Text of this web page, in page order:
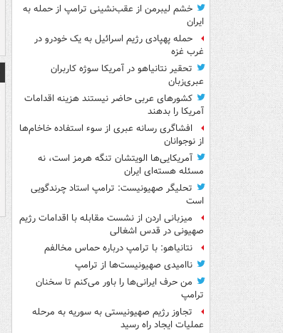
خشم لیبرمن از عقب‌نشینی ترامپ از حمله به
ایران
حمله پهپادی رژیم اسرائیل به یک خودرو در
غرب غزه
تحقیر نتانیاهو در آمریکا سوژه کاربران
عبری‌زبان
کشورهای عربی حاضر نیستند هزینه اقدامات
آمریکا را بدهند
افشاگری رسانه عبری از سوء استفاده خاخام‌ها
از نوجوانان
آمریکایی‌ها الویتشان تنگه هرمز است، نه
مسئله هسته‌ای ایران
تحلیگر صهیونیست: ترامپ استاد چرندگویی
است
میزبانی اردن از نشست مقابله با اقدامات رژیم
صهیونی در قدس اشغالی
نتانیاهو: با ترامپ درباره حماس مخالفم
ناامیدی صهیونیست‌ها از ترامپ
من حرف ایرانی‌ها را باور می‌کنم تا سخنان
ترامپ
تجاوز رژیم صهیونیستی به سوریه به مرحله
عملیات ایجاد راه رسید